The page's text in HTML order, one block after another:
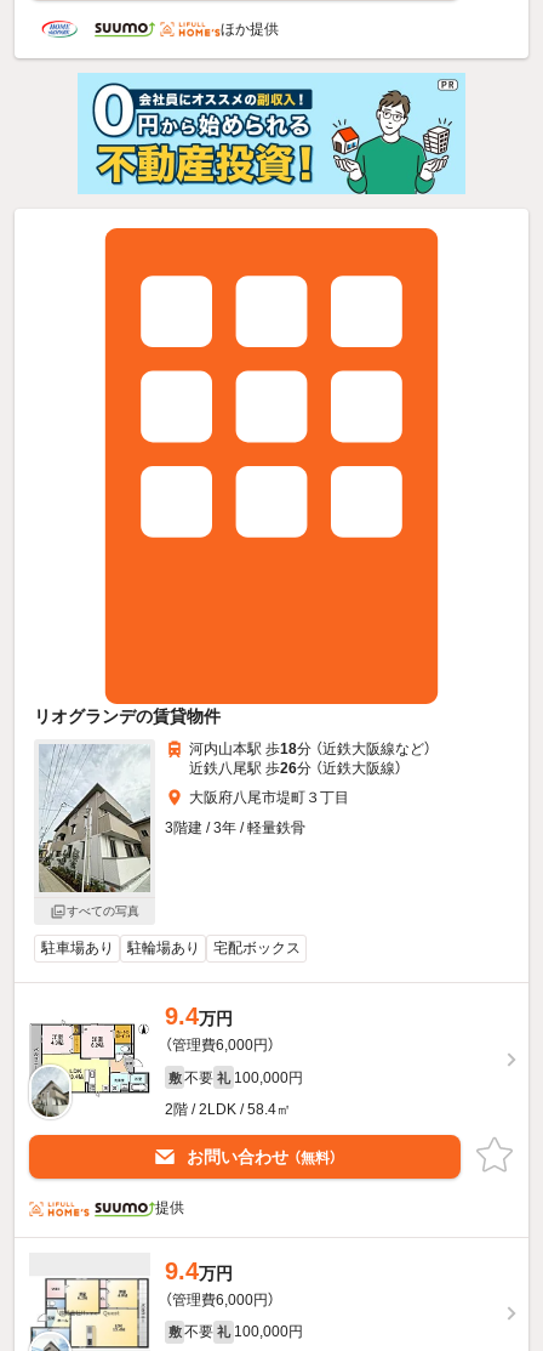
ほか提供
リオグランデの賃貸物件
すべての写真
河内山本駅 歩18分 （近鉄大阪線など）
近鉄八尾駅 歩26分 （近鉄大阪線）
大阪府八尾市堤町３丁目
3階建 / 3年 / 軽量鉄骨
駐車場あり 駐輪場あり 宅配ボックス
9.4万円
（管理費6,000円）
敷 不要 礼 100,000円
2階 / 2LDK / 58.4㎡
お問い合わせ （無料）
提供
9.4万円
（管理費6,000円）
敷 不要 礼 100,000円